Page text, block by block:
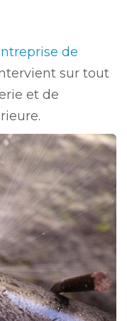
de
sur tout
et de